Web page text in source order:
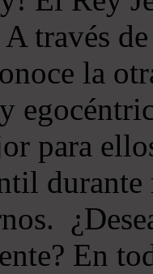
través
la
para
En